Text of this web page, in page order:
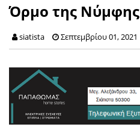
Όρμο της Νύμφης
siatista Σεπτεμβρίου 01, 2021